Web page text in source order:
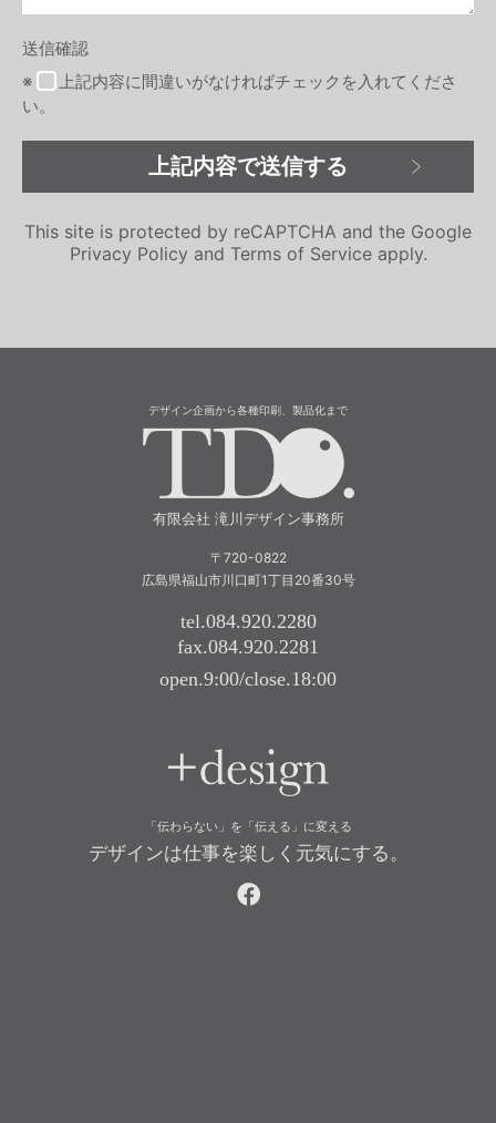
送信確認
※
上記内容に間違いがなければチェックを入れてくださ
い。
This site is protected by reCAPTCHA and the Google
Privacy Policy and Terms of Serviceapply.
デザイン企画から各種印刷、製品化まで
有限会社 滝川デザイン事務所
〒720-0822
広島県福山市川口町1丁目20番30号
tel.084.920.2280
fax.084.920.2281
open.9:00/close.18:00
「伝わらない」を「伝える」に変える
デザインは仕事を楽しく元気にする。
facebook